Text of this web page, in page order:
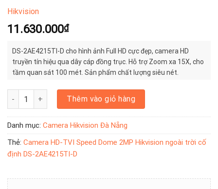
Hikvision
11.630.000₫
DS-2AE4215TI-D cho hình ảnh Full HD cực đẹp, camera HD
truyền tín hiệu qua dây cáp đồng trục. Hỗ trợ Zoom xa 15X, cho
tầm quan sát 100 mét. Sản phẩm chất lượng siêu nét.
Camera HD-TVI Speed Dome 2MP Hikvision ngoài trời cố định
Thêm vào giỏ hàng
Danh mục: Camera Hikvision Đà Nẵng
Thẻ: Camera HD-TVI Speed Dome 2MP Hikvision ngoài trời cố
định DS-2AE4215TI-D